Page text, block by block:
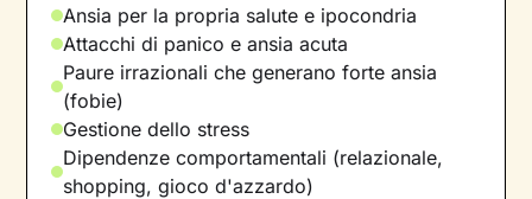
Ansia per la propria salute e ipocondria
Attacchi di panico e ansia acuta
Paure irrazionali che generano forte ansia
(fobie)
Gestione dello stress
Dipendenze comportamentali (relazionale,
shopping, gioco d'azzardo)